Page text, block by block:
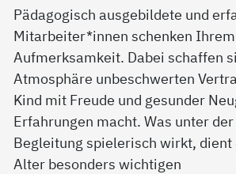
Pädagogisch ausgebildete und
Mitarbeiter*innen schenken
Aufmerksamkeit. Dabei schaffen
Atmosphäre unbeschwerten
Kind mit Freude und gesunder
Erfahrungen macht. Was unter
Begleitung spielerisch wirkt, dient
Alter besonders wichtigen